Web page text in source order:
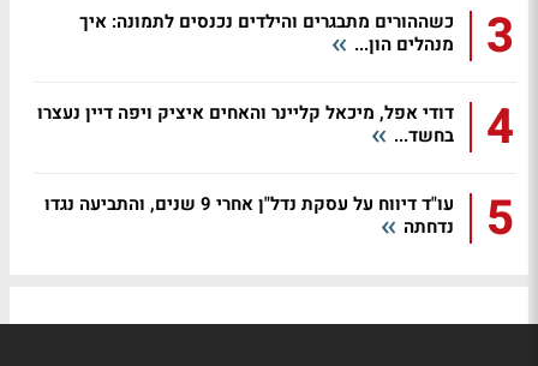
3
כשההורים מתבגרים והילדים נכנסים לתמונה: איך
מנהלים הון...
4
דודי אפל, מיכאל קליינר והאחים איציק ויפה דיין נעצרו
בחשד...
5
עו"ד דיווח על עסקת נדל"ן אחרי 9 שנים, והתביעה נגדו
נדחתה